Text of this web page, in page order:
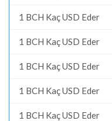
1 BCH Kaç USD Eder
1 BCH Kaç USD Eder
1 BCH Kaç USD Eder
1 BCH Kaç USD Eder
1 BCH Kaç USD Eder